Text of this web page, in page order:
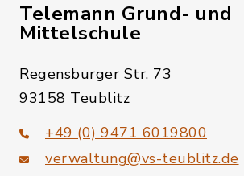
Telemann Grund- und
Mittelschule
Regensburger Str. 73
93158 Teublitz
+49 (0) 9471 6019800
verwaltung@vs-teublitz.de